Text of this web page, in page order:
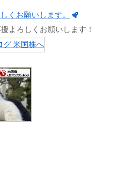
くお願いします。
よろしくお願いします！